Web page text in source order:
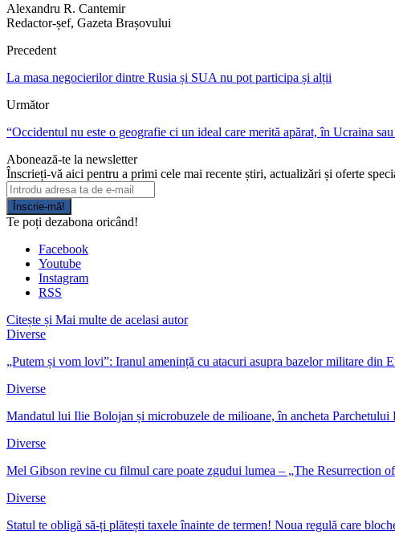
Alexandru R. Cantemir
Redactor-șef, Gazeta Brașovului
Precedent
La masa negocierilor dintre Rusia și SUA nu pot participa și alții
Următor
“Occidentul nu este o geografie ci un ideal care merită apărat, în Ucraina
Abonează-te la newsletter
Înscrieți-vă aici pentru a primi cele mai recente știri, actualizări și oferte
Înscrie-mă!
Te poți dezabona oricând!
Facebook
Youtube
Instagram
RSS
Citește și Mai multe de acelasi autor
Diverse
„Putem și vom lovi”: Iranul amenință cu atacuri asupra bazelor militare din
Diverse
Mandatul lui Ilie Bolojan și microbuzele de milioane, în ancheta Parchetului
Diverse
Mel Gibson revine cu filmul care poate zgudui lumea – „The Resurrection
Diverse
Statul te obligă să-ți plătești taxele înainte de termen! Noua regulă care